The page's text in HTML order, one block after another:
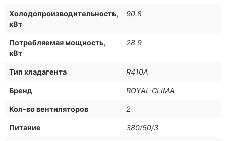
Холодопроизводительность,
кВт
90.8
Потребляемая мощность,
кВт
28.9
Тип хладагента R410A
Бренд ROYAL CLIMA
Кол-во вентиляторов 2
Питание 380/50/3